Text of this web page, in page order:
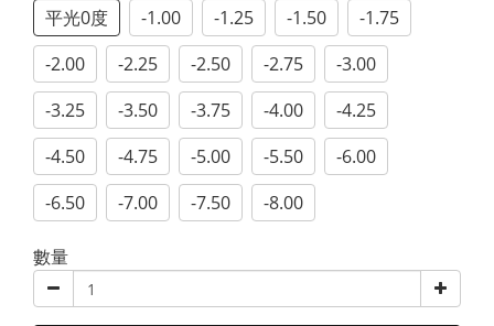
平光0度
-1.00 -1.25 -1.50
-1.75
-2.00
-2.25 -2.50 -2.75
-3.00
-3.25
-3.50 -3.75 -4.00
-4.25
-4.50
-4.75 -5.00 -5.50
-6.00
-6.50
-7.00 -7.50 -8.00
數量